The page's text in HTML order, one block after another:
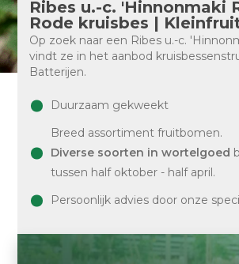
Ribes u.-c. 'Hinnonmaki
Rode kruisbes |
Op zoek naar een Ribes u.-c.
vindt ze in het aanbod
Batterijen.
Duurzaam gekweekt
Breed assortiment fruitbomen.
Diverse soorten in wortelgoed
tussen half oktober - half april.
Persoonlijk advies door onze